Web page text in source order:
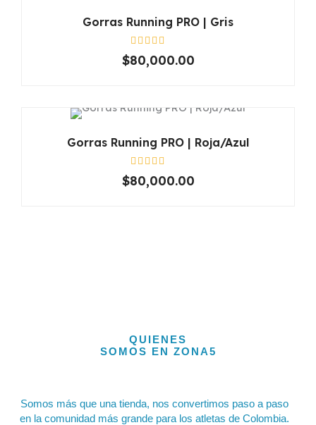
Gorras Running PRO | Gris
Valorado
en
$80,000.00
Gorras Running PRO | Roja/Azul
Valorado
en
$80,000.00
QUIENES
SOMOS EN ZONA5
Somos más que una tienda, nos convertimos paso a paso
en la comunidad más grande para los atletas de Colombia.